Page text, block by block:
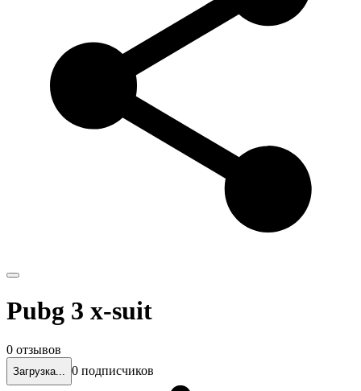
Pubg 3 x-suit
0 отзывов
Загрузка... 0 подписчиков